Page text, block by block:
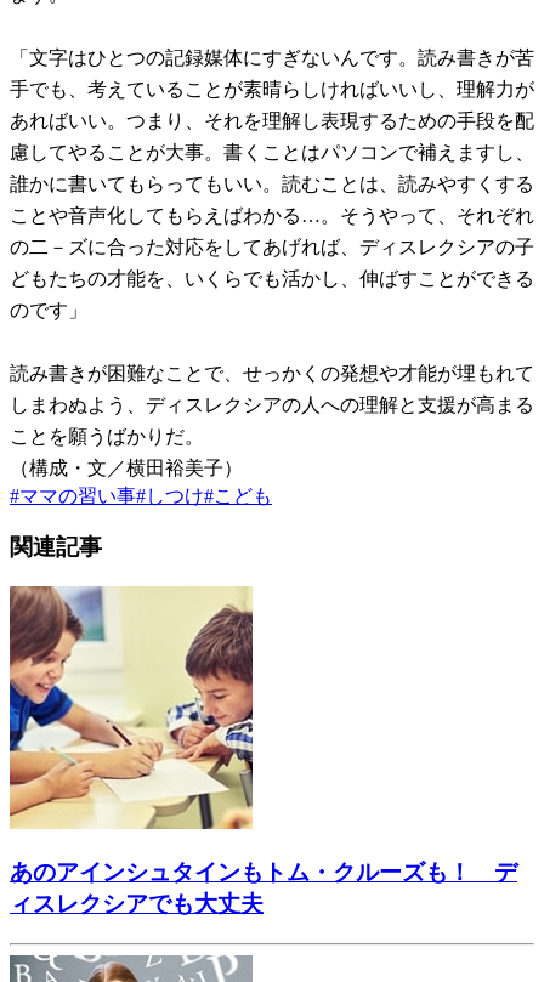
「文字はひとつの記録媒体にすぎないんです。読み書きが苦
手でも、考えていることが素晴らしければいいし、理解力が
あればいい。つまり、それを理解し表現するための手段を配
慮してやることが大事。書くことはパソコンで補えますし、
誰かに書いてもらってもいい。読むことは、読みやすくする
ことや音声化してもらえばわかる…。そうやって、それぞれ
の二－ズに合った対応をしてあげれば、ディスレクシアの子
どもたちの才能を、いくらでも活かし、伸ばすことができる
のです」
読み書きが困難なことで、せっかくの発想や才能が埋もれて
しまわぬよう、ディスレクシアの人への理解と支援が高まる
ことを願うばかりだ。
（構成・文／横田裕美子）
#ママの習い事#しつけ#こども
関連記事
あのアインシュタインもトム・クルーズも！ デ
ィスレクシアでも大丈夫